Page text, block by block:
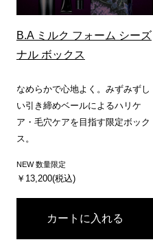
B.A ミルク フォーム シーズ
ナル ボックス
なめらかで心地よく。みずみずし
い引き締めベールによるハリケ
ア・毛穴ケアを目指す限定ボック
ス。
NEW 数量限定
￥13,200(税込)
カートに入れる